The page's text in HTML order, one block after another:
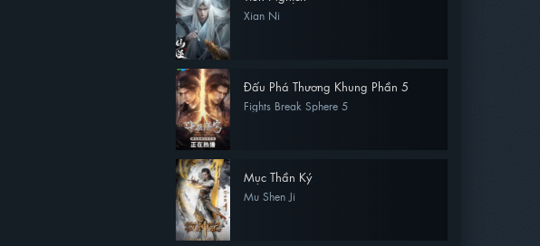
Xian Ni
Đấu Phá Thương Khung Phần 5
Fights Break Sphere 5
Mục Thần Ký
Mu Shen Ji